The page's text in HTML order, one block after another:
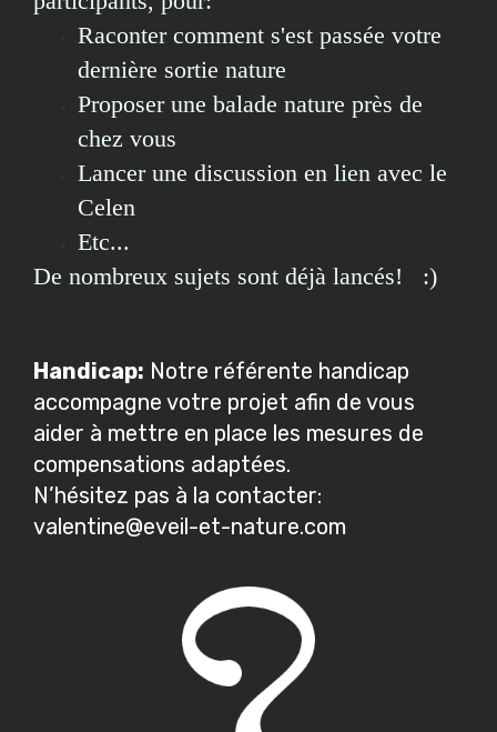
Raconter comment s'est passée votre
dernière sortie nature
Proposer une balade nature près de
chez vous
Lancer une discussion en lien avec le
Celen
Etc...
De nombreux sujets sont déjà lancés! :)
Handicap: Notre référente handicap
accompagne votre projet afin de vous
aider à mettre en place les mesures de
compensations adaptées.
N’hésitez pas à la contacter:
valentine@eveil-et-nature.com